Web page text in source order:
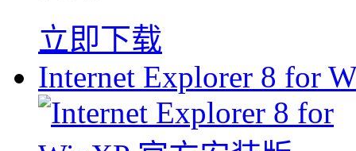
立即下载
Internet Explorer 8 for